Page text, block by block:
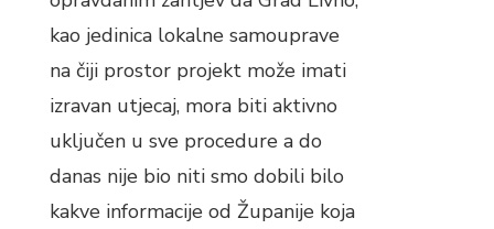
kao jedinica lokalne samouprave
na čiji prostor projekt može imati
izravan utjecaj, mora biti aktivno
uključen u sve procedure a do
danas nije bio niti smo dobili bilo
kakve informacije od Županije koja